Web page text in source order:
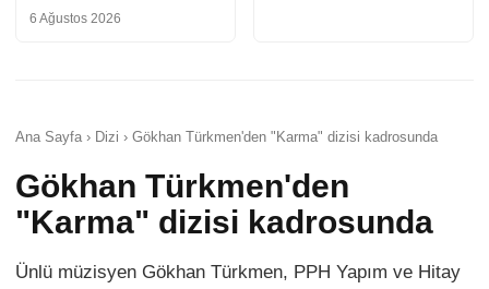
6 Ağustos 2026
Ana Sayfa › Dizi › Gökhan Türkmen'den "Karma" dizisi kadrosunda
Gökhan Türkmen'den
"Karma" dizisi kadrosunda
Ünlü müzisyen Gökhan Türkmen, PPH Yapım ve Hitay